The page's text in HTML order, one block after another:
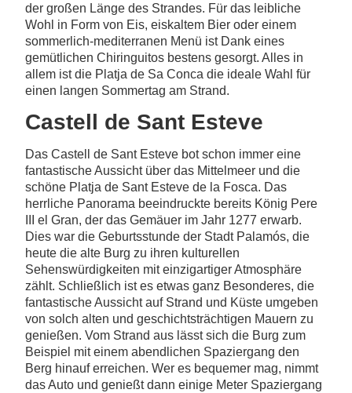
der großen Länge des Strandes. Für das leibliche
Wohl in Form von Eis, eiskaltem Bier oder einem
sommerlich-mediterranen Menü ist Dank eines
gemütlichen Chiringuitos bestens gesorgt. Alles in
allem ist die Platja de Sa Conca die ideale Wahl für
einen langen Sommertag am Strand.
Castell de Sant Esteve
Das Castell de Sant Esteve bot schon immer eine
fantastische Aussicht über das Mittelmeer und die
schöne Platja de Sant Esteve de la Fosca. Das
herrliche Panorama beeindruckte bereits König Pere
III el Gran, der das Gemäuer im Jahr 1277 erwarb.
Dies war die Geburtsstunde der Stadt Palamós, die
heute die alte Burg zu ihren kulturellen
Sehenswürdigkeiten mit einzigartiger Atmosphäre
zählt. Schließlich ist es etwas ganz Besonderes, die
fantastische Aussicht auf Strand und Küste umgeben
von solch alten und geschichtsträchtigen Mauern zu
genießen. Vom Strand aus lässt sich die Burg zum
Beispiel mit einem abendlichen Spaziergang den
Berg hinauf erreichen. Wer es bequemer mag, nimmt
das Auto und genießt dann einige Meter Spaziergang